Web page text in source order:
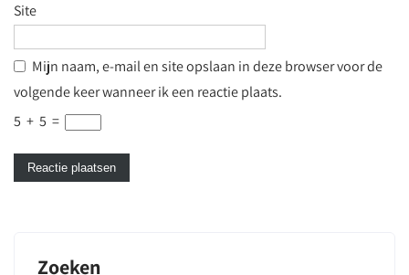
Site
Mijn naam, e-mail en site opslaan in deze browser voor de
volgende keer wanneer ik een reactie plaats.
5 + 5 =
Zoeken